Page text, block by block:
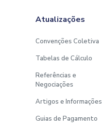
Atualizações
Convenções Coletiva
Tabelas de Cálculo
Referências e
Negociações
Artigos e Informações
Guias de Pagamento